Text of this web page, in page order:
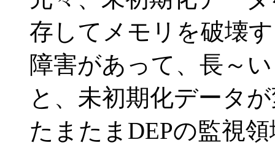
存してメモリを破壊
障害があって、長～
と、未初期化データ
たまたまDEPの監視